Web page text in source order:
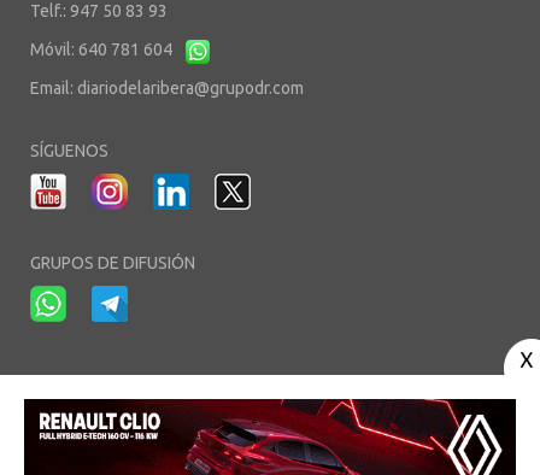
Telf.: 947 50 83 93
Móvil: 640 781 604
Email: diariodelaribera@grupodr.com
SÍGUENOS
GRUPOS DE DIFUSIÓN